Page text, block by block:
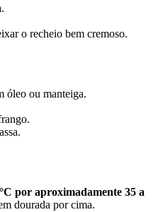
o recheio bem cremoso.
óleo ou manteiga.
por aproximadamente 35 a
dourada por cima.